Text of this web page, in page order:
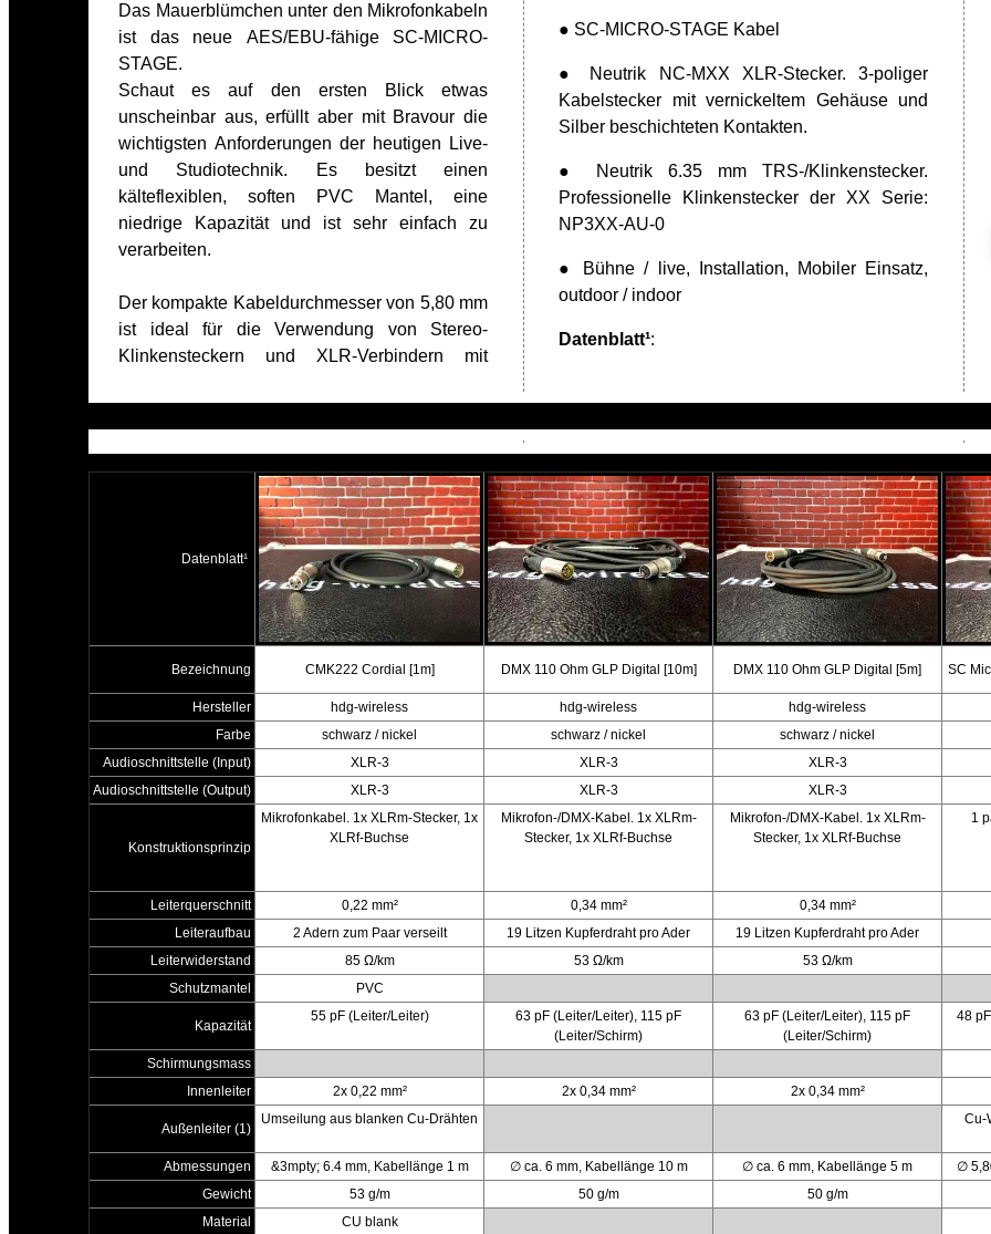
Das Mauerblümchen unter den Mikrofonkabeln
ist das neue AES/EBU-fähige SC-MICRO-
STAGE.
Schaut es auf den ersten Blick etwas
unscheinbar aus, erfüllt aber mit Bravour die
wichtigsten Anforderungen der heutigen Live-
und Studiotechnik. Es besitzt einen
kälteflexiblen, soften PVC Mantel, eine
niedrige Kapazität und ist sehr einfach zu
verarbeiten.
Der kompakte Kabeldurchmesser von 5,80 mm
ist ideal für die Verwendung von Stereo-
Klinkensteckern und XLR-Verbindern mit
● SC-MICRO-STAGE Kabel
● Neutrik NC-MXX XLR-Stecker. 3-poliger
Kabelstecker mit vernickeltem Gehäuse und
Silber beschichteten Kontakten.
● Neutrik 6.35 mm TRS-/Klinkenstecker.
Professionelle Klinkenstecker der XX Serie:
NP3XX-AU-0
● Bühne / live, Installation, Mobiler Einsatz,
outdoor / indoor
Datenblatt¹:
Datenblatt¹
Bezeichnung CMK222 Cordial [1m] DMX 110 Ohm GLP Digital [10m] DMX 110 Ohm GLP Digital [5m] SC
Hersteller hdg-wireless hdg-wireless hdg-wireless
Farbe
schwarz / nickel schwarz / nickel schwarz / nickel
Audioschnittstelle (Input)
XLR-3 XLR-3 XLR-3
Audioschnittstelle (Output)
XLR-3 XLR-3 XLR-3
Konstruktionsprinzip
Mikrofonkabel. 1x XLRm-Stecker, 1x
XLRf-Buchse
Mikrofon-/DMX-Kabel. 1x XLRm-
Stecker, 1x XLRf-Buchse
Mikrofon-/DMX-Kabel. 1x XLRm-
Stecker, 1x XLRf-Buchse
1
Leiterquerschnitt 0,22 mm² 0,34 mm² 0,34 mm²
Leiteraufbau
2 Adern zum Paar verseilt 19 Litzen Kupferdraht pro Ader 19 Litzen Kupferdraht pro Ader
Leiterwiderstand
85 Ω/km 53 Ω/km 53 Ω/km
Schutzmantel
PVC
Kapazität
55 pF (Leiter/Leiter)
63 pF (Leiter/Leiter), 115 pF
(Leiter/Schirm)
63 pF (Leiter/Leiter), 115 pF
(Leiter/Schirm)
48
Schirmungsmass
Innenleiter
2x 0,22 mm² 2x 0,34 mm² 2x 0,34 mm²
Außenleiter (1)
Umseilung aus blanken Cu-Drähten
Cu-
Abmessungen
&3mpty; 6.4 mm, Kabellänge 1 m ∅ ca. 6 mm, Kabellänge 10 m ∅ ca. 6 mm, Kabellänge 5 m ∅
Gewicht
53 g/m 50 g/m 50 g/m
Material
CU blank